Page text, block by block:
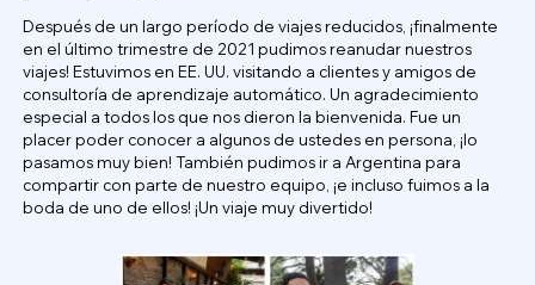
Después de un largo período de viajes reducidos, ¡finalmente
en el último trimestre de 2021 pudimos reanudar nuestros
viajes! Estuvimos en EE. UU. visitando a clientes y amigos de
consultoría de aprendizaje automático. Un agradecimiento
especial a todos los que nos dieron la bienvenida. Fue un
placer poder conocer a algunos de ustedes en persona, ¡lo
pasamos muy bien! También pudimos ir a Argentina para
compartir con parte de nuestro equipo, ¡e incluso fuimos a la
boda de uno de ellos! ¡Un viaje muy divertido!